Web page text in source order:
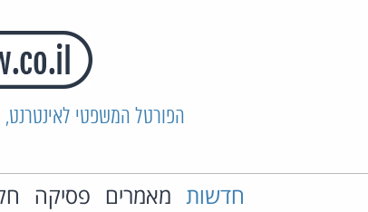
הפורטל המשפטי לאינטרנט,
חדשות מאמרים פסיקה